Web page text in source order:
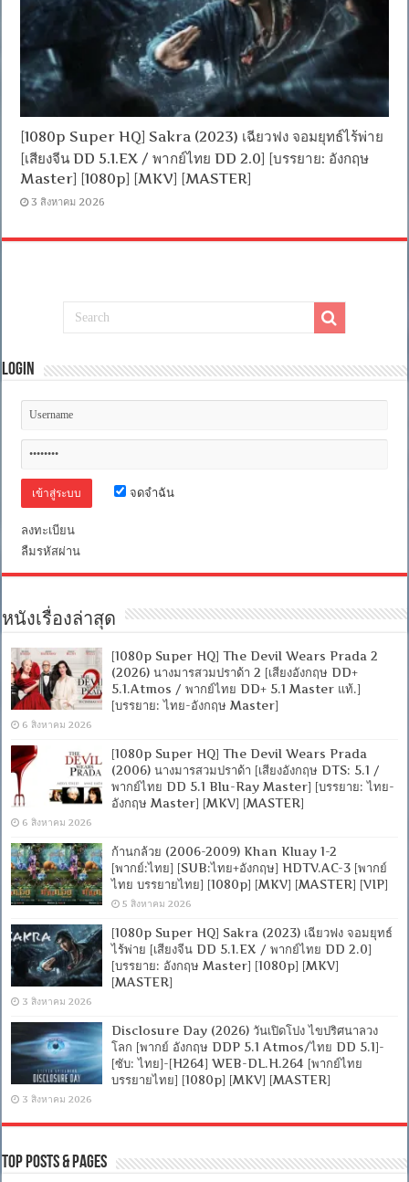
[1080p Super HQ] Sakra (2023) เฉียวฟง จอมยุทธ์ไร้พ่าย
[เสียงจีน DD 5.1.EX / พากย์ไทย DD 2.0] [บรรยาย: อังกฤษ
Master] [1080p] [MKV] [MASTER]
3 สิงหาคม 2026
Login
จดจำฉัน
ลงทะเบียน
ลืมรหัสผ่าน
หนังเรื่องล่าสุด
[1080p Super HQ] The Devil Wears Prada 2
(2026) นางมารสวมปราด้า 2 [เสียงอังกฤษ DD+
5.1.Atmos / พากย์ไทย DD+ 5.1 Master แท้.]
[บรรยาย: ไทย-อังกฤษ Master]
6 สิงหาคม 2026
[1080p Super HQ] The Devil Wears Prada
(2006) นางมารสวมปราด้า [เสียงอังกฤษ DTS: 5.1 /
พากย์ไทย DD 5.1 Blu-Ray Master] [บรรยาย: ไทย-
อังกฤษ Master] [MKV] [MASTER]
6 สิงหาคม 2026
ก้านกล้วย (2006-2009) Khan Kluay 1-2
[พากย์:ไทย] [SUB:ไทย+อังกฤษ] HDTV.AC-3 [พากย์
ไทย บรรยายไทย] [1080p] [MKV] [MASTER] [VIP]
5 สิงหาคม 2026
[1080p Super HQ] Sakra (2023) เฉียวฟง จอมยุทธ์
ไร้พ่าย [เสียงจีน DD 5.1.EX / พากย์ไทย DD 2.0]
[บรรยาย: อังกฤษ Master] [1080p] [MKV]
[MASTER]
3 สิงหาคม 2026
Disclosure Day (2026) วันเปิดโปง ไขปริศนาลวง
โลก [พากย์ อังกฤษ DDP 5.1 Atmos/ไทย DD 5.1]-
[ซับ: ไทย]-[H264] WEB-DL.H.264 [พากย์ไทย
บรรยายไทย] [1080p] [MKV] [MASTER]
3 สิงหาคม 2026
Top Posts & Pages